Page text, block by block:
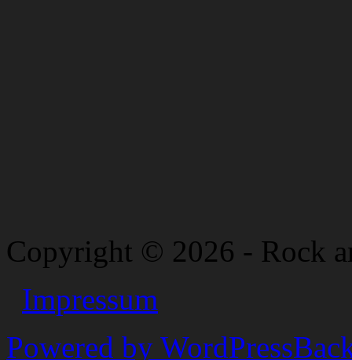
Copyright © 2026 - Rock
Impressum
Powered by WordPress